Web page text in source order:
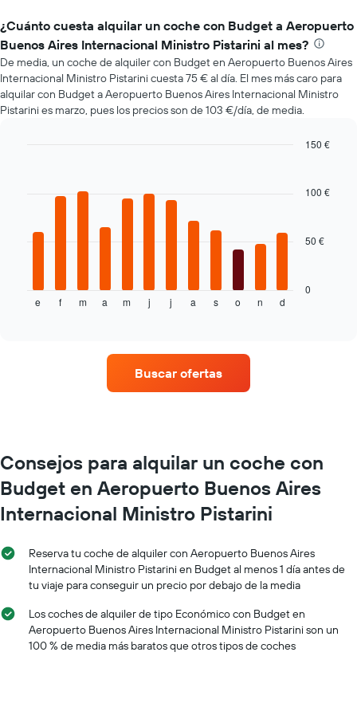
¿Cuánto cuesta alquilar un coche con Budget a Aeropuerto
Buenos Aires Internacional Ministro Pistarini al mes?
De media, un coche de alquiler con Budget en Aeropuerto Buenos Aires
Internacional Ministro Pistarini cuesta 75 € al día. El mes más caro para
alquilar con Budget a Aeropuerto Buenos Aires Internacional Ministro
Pistarini es marzo, pues los precios son de 103 €/día, de media.
muestra
El
gráfico
tiene
1
muestra
los
meses
del
año
e f m a m j j a s o n d
0
50 €
100 €
150 €
End
Buscar ofertas
Consejos para alquilar un coche con
Budget en Aeropuerto Buenos Aires
Internacional Ministro Pistarini
Reserva tu coche de alquiler con Aeropuerto Buenos Aires
Internacional Ministro Pistarini en Budget al menos 1 día antes de
tu viaje para conseguir un precio por debajo de la media
Los coches de alquiler de tipo Económico con Budget en
Aeropuerto Buenos Aires Internacional Ministro Pistarini son un
100 % de media más baratos que otros tipos de coches